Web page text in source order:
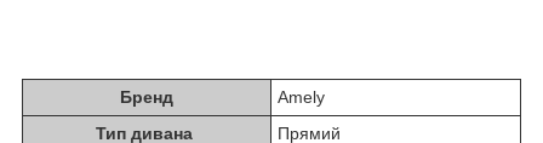
Бренд
Amely
Тип дивана
Прямий